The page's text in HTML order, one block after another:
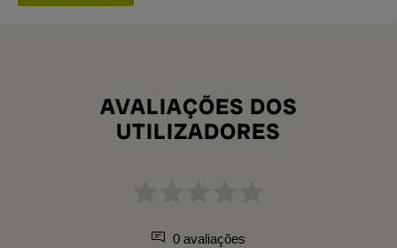
AVALIAÇÕES DOS
UTILIZADORES
0 avaliações